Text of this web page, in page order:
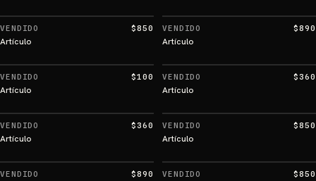
VENDIDO $850
Artículo
VENDIDO $890
Artículo
VENDIDO $100
Artículo
VENDIDO $360
Artículo
VENDIDO $360
Artículo
VENDIDO $850
Artículo
VENDIDO $890 VENDIDO $850